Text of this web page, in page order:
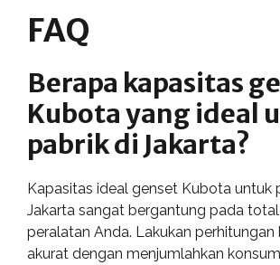
FAQ
Berapa kapasitas
Kubota yang ideal
pabrik di Jakarta?
Kapasitas ideal genset Kubota untuk
Jakarta sangat bergantung pada
peralatan Anda. Lakukan perhitungan
akurat dengan menjumlahkan